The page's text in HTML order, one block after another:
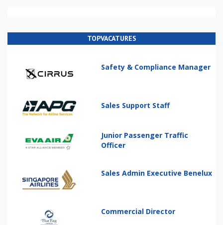
TOPVACATURES
Safety & Compliance Manager
Sales Support Staff
Junior Passenger Traffic
Officer
Sales Admin Executive Benelux
Commercial Director